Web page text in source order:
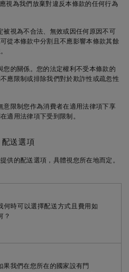
視為我們放棄對違反本條款的任何行為
視為不合法、無效或因任何原因不可
從本條款中分割且不應影響本條款其餘
的關係。您的法定權利不受本條款的
應限制或排除我們對於欺詐性或疏忽性
限制您作為消費者在適用法律項下享
適用法律項下受到限制。
配送選項
供的配送選項，具體視您所在地而定。
何時可以選擇配送方式且費用如
？
果我們在您所在的國家設有門